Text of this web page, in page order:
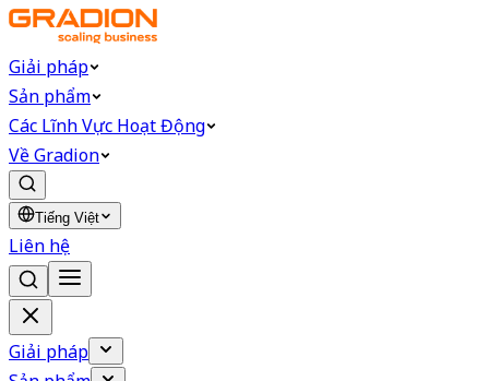
Giải pháp
Sản phẩm
Các Lĩnh Vực Hoạt Động
Về Gradion
Tiếng Việt
Liên hệ
Giải pháp